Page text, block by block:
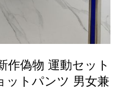
作偽物 運動セット
ットパンツ 男女兼